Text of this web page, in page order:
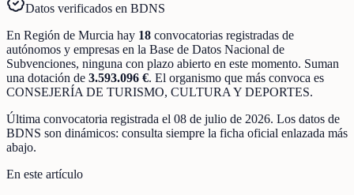
Datos verificados en BDNS
En Región de Murcia hay 18 convocatorias registradas de
autónomos y empresas en la Base de Datos Nacional de
Subvenciones, ninguna con plazo abierto en este momento. Suman
una dotación de 3.593.096 €. El organismo que más convoca es
CONSEJERÍA DE TURISMO, CULTURA Y DEPORTES.
Última convocatoria registrada el 08 de julio de 2026. Los datos de
BDNS son dinámicos: consulta siempre la ficha oficial enlazada más
abajo.
En este artículo